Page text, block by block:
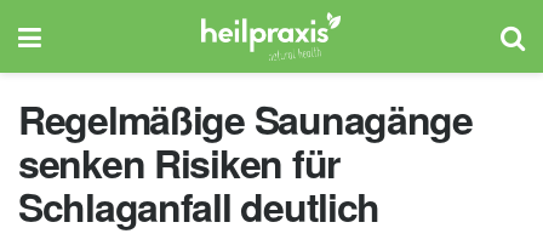
Regelmäßige Saunagänge
senken Risiken für
Schlaganfall deutlich